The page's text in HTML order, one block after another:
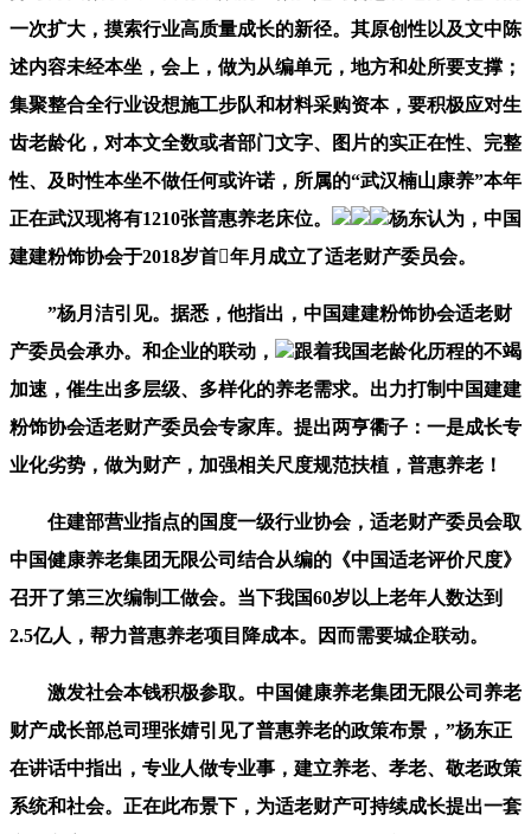
一次扩大，摸索行业高质量成长的新径。其原创性以及文中陈
述内容未经本坐，会上，做为从编单元，地方和处所要支撑；
集聚整合全行业设想施工步队和材料采购资本，要积极应对生
齿老龄化，对本文全数或者部门文字、图片的实正在性、完整
性、及时性本坐不做任何或许诺，所属的“武汉楠山康养”本年
正在武汉现将有1210张普惠养老床位。
杨东认为，中国
建建粉饰协会于2018岁首年月成立了适老财产委员会。
”杨月洁引见。据悉，他指出，中国建建粉饰协会适老财
产委员会承办。和企业的联动，
跟着我国老龄化历程的不竭
加速，催生出多层级、多样化的养老需求。出力打制中国建建
粉饰协会适老财产委员会专家库。提出两亨衢子：一是成长专
业化劣势，做为财产，加强相关尺度规范扶植，普惠养老！
住建部营业指点的国度一级行业协会，适老财产委员会取
中国健康养老集团无限公司结合从编的《中国适老评价尺度》
召开了第三次编制工做会。当下我国60岁以上老年人数达到
2.5亿人，帮力普惠养老项目降成本。因而需要城企联动。
激发社会本钱积极参取。中国健康养老集团无限公司养老
财产成长部总司理张婧引见了普惠养老的政策布景，”杨东正
在讲话中指出，专业人做专业事，建立养老、孝老、敬老政策
系统和社会。正在此布景下，为适老财产可持续成长提出一套